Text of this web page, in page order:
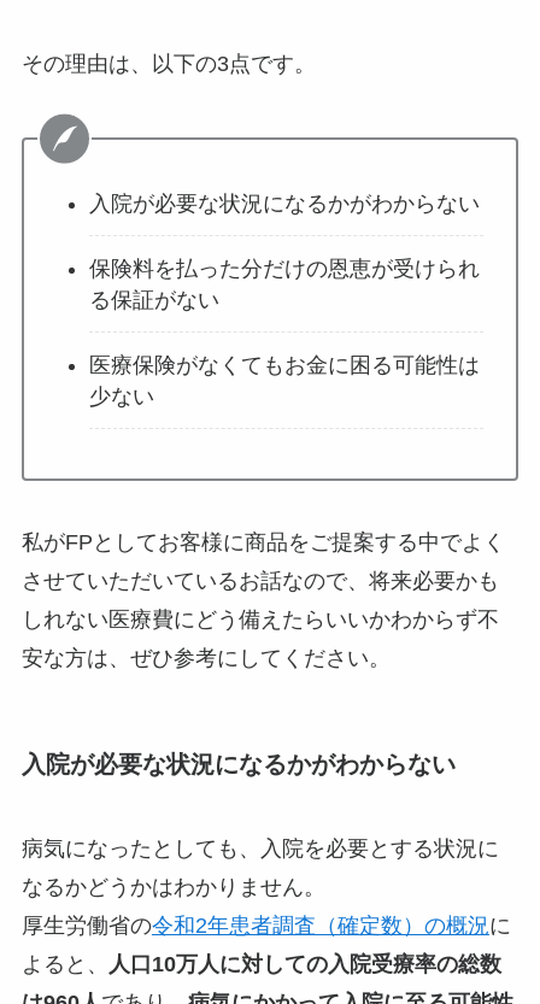
その理由は、以下の3点です。
入院が必要な状況になるかがわからない
保険料を払った分だけの恩恵が受けられ
る保証がない
医療保険がなくてもお金に困る可能性は
少ない
私がFPとしてお客様に商品をご提案する中でよく
させていただいているお話なので、将来必要かも
しれない医療費にどう備えたらいいかわからず不
安な方は、ぜひ参考にしてください。
入院が必要な状況になるかがわからない
病気になったとしても、入院を必要とする状況に
なるかどうかはわかりません。
厚生労働省の令和2年患者調査（確定数）の概況に
よると、
人口10万人に対しての入院受療率の総数